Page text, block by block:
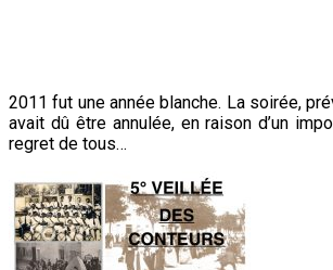
2011 fut une année blanche. La soirée,
avait dû être annulée, en raison d’un
regret de tous…